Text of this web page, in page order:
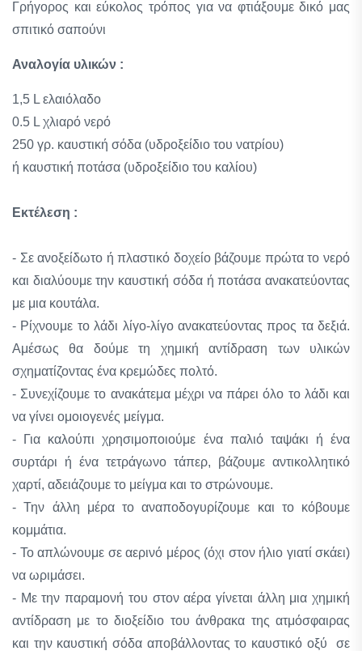
Γρήγορος και εύκολος τρόπος για να φτιάξουμε δικό μας
σπιτικό σαπούνι
Αναλογία υλικών :
1,5 L ελαιόλαδο
0.5 L χλιαρό νερό
250 γρ. καυστική σόδα (υδροξείδιο του νατρίου)
ή καυστική ποτάσα (υδροξείδιο του καλίου)
Εκτέλεση :
- Σε ανοξείδωτο ή πλαστικό δοχείο βάζουμε πρώτα το νερό
και διαλύουμε την καυστική σόδα ή ποτάσα ανακατεύοντας
με μια κουτάλα.
- Ρίχνουμε το λάδι λίγο-λίγο ανακατεύοντας προς τα δεξιά.
Αμέσως θα δούμε τη χημική αντίδραση των υλικών
σχηματίζοντας ένα κρεμώδες πολτό.
- Συνεχίζουμε το ανακάτεμα μέχρι να πάρει όλο το λάδι και
να γίνει ομοιογενές μείγμα.
- Για καλούπι χρησιμοποιούμε ένα παλιό ταψάκι ή ένα
συρτάρι ή ένα τετράγωνο τάπερ, βάζουμε αντικολλητικό
χαρτί, αδειάζουμε το μείγμα και το στρώνουμε.
- Την άλλη μέρα το αναποδογυρίζουμε και το κόβουμε
κομμάτια.
- Το απλώνουμε σε αερινό μέρος (όχι στον ήλιο γιατί σκάει)
να ωριμάσει.
- Με την παραμονή του στον αέρα γίνεται άλλη μια χημική
αντίδραση με το διοξείδιο του άνθρακα της ατμόσφαιρας
και την καυστική σόδα αποβάλλοντας το καυστικό οξύ σε